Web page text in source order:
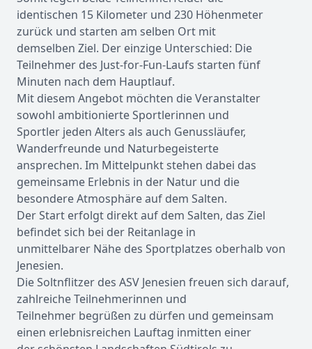
identischen 15 Kilometer und 230 Höhenmeter
zurück und starten am selben Ort mit
demselben Ziel. Der einzige Unterschied: Die
Teilnehmer des Just-for-Fun-Laufs starten fünf
Minuten nach dem Hauptlauf.
Mit diesem Angebot möchten die Veranstalter
sowohl ambitionierte Sportlerinnen und
Sportler jeden Alters als auch Genussläufer,
Wanderfreunde und Naturbegeisterte
ansprechen. Im Mittelpunkt stehen dabei das
gemeinsame Erlebnis in der Natur und die
besondere Atmosphäre auf dem Salten.
Der Start erfolgt direkt auf dem Salten, das Ziel
befindet sich bei der Reitanlage in
unmittelbarer Nähe des Sportplatzes oberhalb von
Jenesien.
Die Soltnflitzer des ASV Jenesien freuen sich darauf,
zahlreiche Teilnehmerinnen und
Teilnehmer begrüßen zu dürfen und gemeinsam
einen erlebnisreichen Lauftag inmitten einer